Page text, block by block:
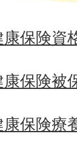
康保険資
康保険被
康保険療